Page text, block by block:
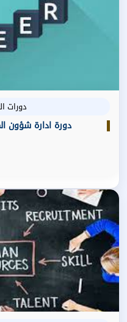
دورات
دورة ادارة شؤون